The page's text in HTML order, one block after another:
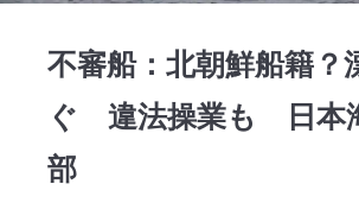
不審船：北朝鮮船籍？
ぐ 違法操業も 日本
部